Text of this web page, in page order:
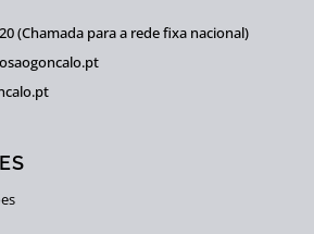
(Chamada para a rede fixa nacional)